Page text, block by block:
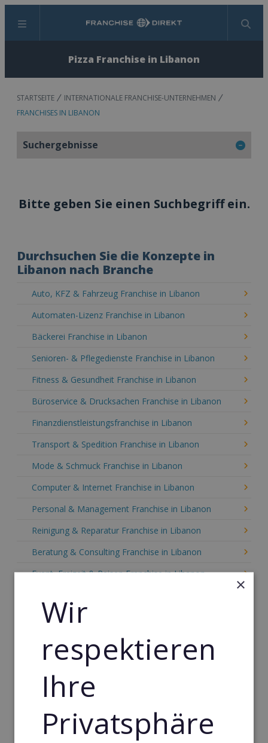
Menü Suchen
Pizza Franchise in Libanon
STARTSEITE
INTERNATIONALE FRANCHISE-UNTERNEHMEN
FRANCHISES IN LIBANON
Suchergebnisse
Bitte geben Sie einen Suchbegriff ein.
Durchsuchen Sie die Konzepte in
Libanon nach Branche
Auto, KFZ & Fahrzeug Franchise in Libanon
Automaten-Lizenz Franchise in Libanon
Bäckerei Franchise in Libanon
Senioren- & Pflegedienste Franchise in Libanon
Fitness & Gesundheit Franchise in Libanon
Büroservice & Drucksachen Franchise in Libanon
Finanzdienstleistungsfranchise in Libanon
Transport & Spedition Franchise in Libanon
Mode & Schmuck Franchise in Libanon
Computer & Internet Franchise in Libanon
Personal & Management Franchise in Libanon
Reinigung & Reparatur Franchise in Libanon
Beratung & Consulting Franchise in Libanon
Event, Freizeit & Reisen Franchise in Libanon
Gebäude & Haustechnik Franchise in Libanon
Handwerk Franchise in Libanon
Dienstleistungsfranchise in Libanon
Telekommunikation Franchise in Libanon
Sport Franchise in Libanon
×
Wir
respektieren
Ihre
Privatsphäre